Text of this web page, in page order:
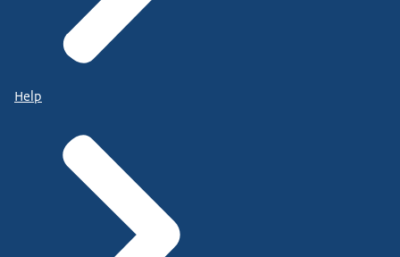
Help